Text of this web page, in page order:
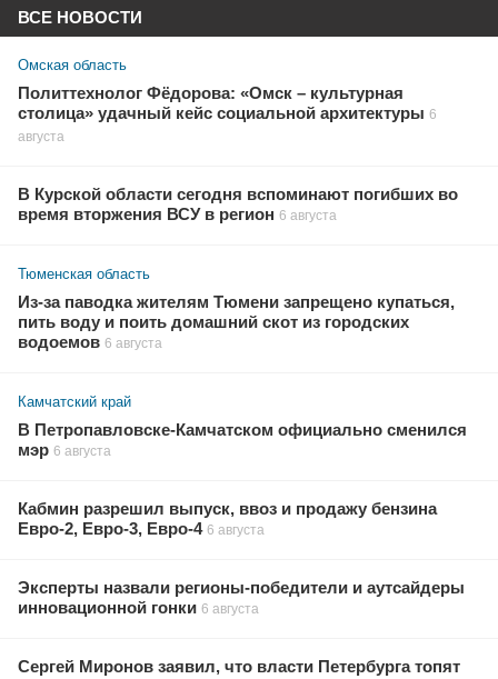
ВСЕ НОВОСТИ
Омская область
Политтехнолог Фёдорова: «Омск – культурная
столица» удачный кейс социальной архитектуры 6
августа
В Курской области сегодня вспоминают погибших во
время вторжения ВСУ в регион 6 августа
Тюменская область
Из-за паводка жителям Тюмени запрещено купаться,
пить воду и поить домашний скот из городских
водоемов 6 августа
Камчатский край
В Петропавловске-Камчатском официально сменился
мэр 6 августа
Кабмин разрешил выпуск, ввоз и продажу бензина
Евро-2, Евро-3, Евро-4 6 августа
Эксперты назвали регионы-победители и аутсайдеры
инновационной гонки 6 августа
Сергей Миронов заявил, что власти Петербурга топят